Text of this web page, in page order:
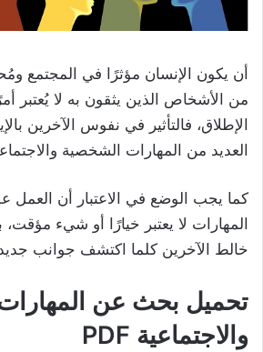
أن يكون الإنسان مؤثرًا في المجتمع
من الأشخاص الذين يثقون به لا يُعتبر
الإطلاق، فالتأثير في نفوس الآخرين
العديد من المهارات الشخصية
كما يجب الوضع في الاعتبار أن العمل
المهارات لا يعتبر خيارًا أو شيء مؤقت،
خالط الآخرين كلما اكتشف جوانب
تحميل بحث عن
والاجتماعية PDF